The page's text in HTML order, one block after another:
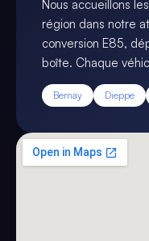
Nous accueillons
région dans notre
conversion E85,
boîte. Chaque
Bernay Dieppe